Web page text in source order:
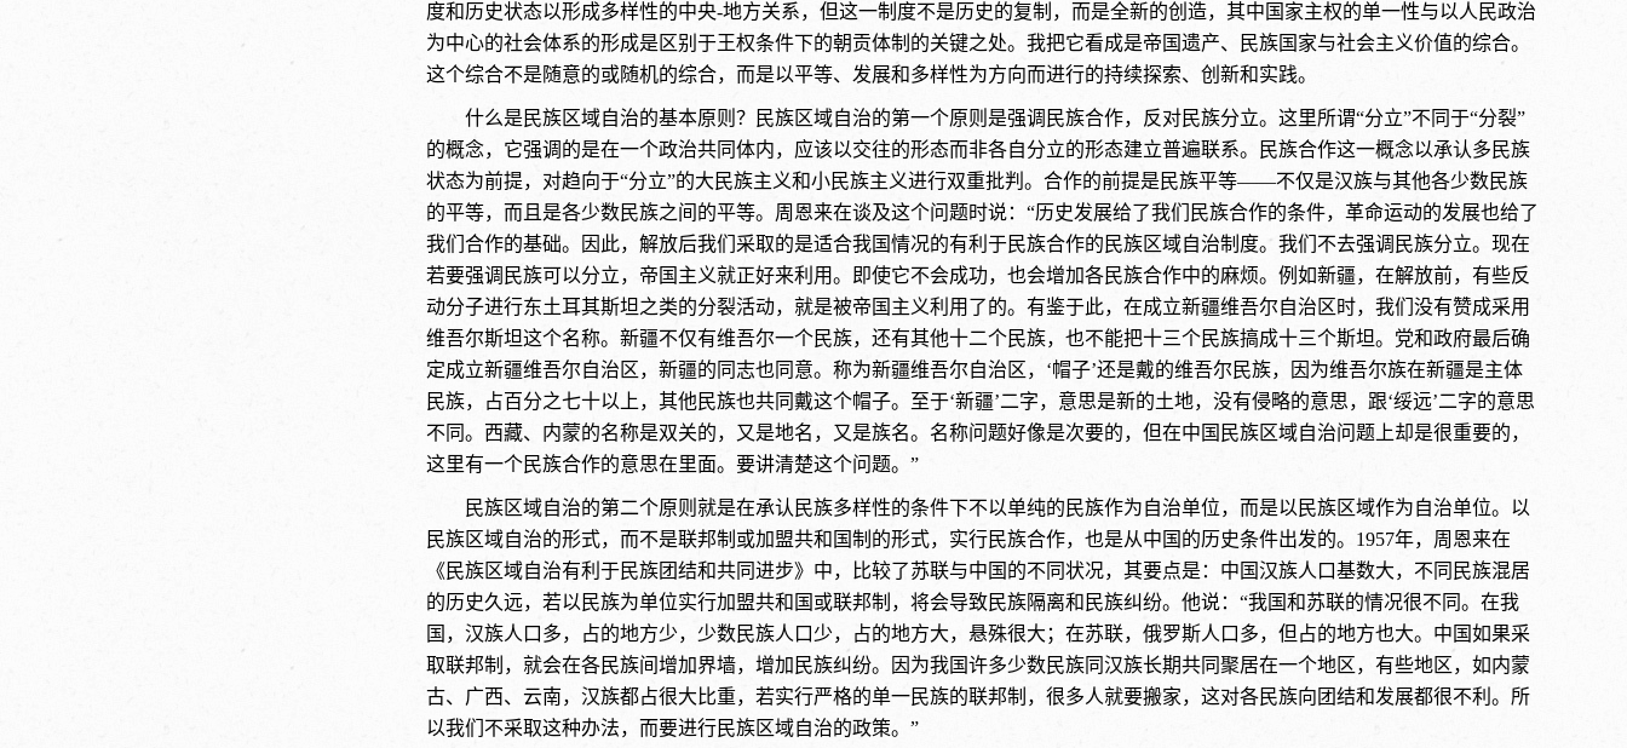
度和历史状态以形成多样性的中央-地方关系，但这一制度不是历史的复制，而是全新的创造，其中国家主权的单一性与以人民政治
为中心的社会体系的形成是区别于王权条件下的朝贡体制的关键之处。我把它看成是帝国遗产、民族国家与社会主义价值的综合。
这个综合不是随意的或随机的综合，而是以平等、发展和多样性为方向而进行的持续探索、创新和实践。
什么是民族区域自治的基本原则？民族区域自治的第一个原则是强调民族合作，反对民族分立。这里所谓“分立”不同于“分裂”
的概念，它强调的是在一个政治共同体内，应该以交往的形态而非各自分立的形态建立普遍联系。民族合作这一概念以承认多民族
状态为前提，对趋向于“分立”的大民族主义和小民族主义进行双重批判。合作的前提是民族平等——不仅是汉族与其他各少数民族
的平等，而且是各少数民族之间的平等。周恩来在谈及这个问题时说：“历史发展给了我们民族合作的条件，革命运动的发展也给了
我们合作的基础。因此，解放后我们采取的是适合我国情况的有利于民族合作的民族区域自治制度。我们不去强调民族分立。现在
若要强调民族可以分立，帝国主义就正好来利用。即使它不会成功，也会增加各民族合作中的麻烦。例如新疆，在解放前，有些反
动分子进行东土耳其斯坦之类的分裂活动，就是被帝国主义利用了的。有鉴于此，在成立新疆维吾尔自治区时，我们没有赞成采用
维吾尔斯坦这个名称。新疆不仅有维吾尔一个民族，还有其他十二个民族，也不能把十三个民族搞成十三个斯坦。党和政府最后确
定成立新疆维吾尔自治区，新疆的同志也同意。称为新疆维吾尔自治区，‘帽子’还是戴的维吾尔民族，因为维吾尔族在新疆是主体
民族，占百分之七十以上，其他民族也共同戴这个帽子。至于‘新疆’二字，意思是新的土地，没有侵略的意思，跟‘绥远’二字的意思
不同。西藏、内蒙的名称是双关的，又是地名，又是族名。名称问题好像是次要的，但在中国民族区域自治问题上却是很重要的，
这里有一个民族合作的意思在里面。要讲清楚这个问题。”
民族区域自治的第二个原则就是在承认民族多样性的条件下不以单纯的民族作为自治单位，而是以民族区域作为自治单位。以
民族区域自治的形式，而不是联邦制或加盟共和国制的形式，实行民族合作，也是从中国的历史条件出发的。1957年，周恩来在
《民族区域自治有利于民族团结和共同进步》中，比较了苏联与中国的不同状况，其要点是：中国汉族人口基数大，不同民族混居
的历史久远，若以民族为单位实行加盟共和国或联邦制，将会导致民族隔离和民族纠纷。他说：“我国和苏联的情况很不同。在我
国，汉族人口多，占的地方少，少数民族人口少，占的地方大，悬殊很大；在苏联，俄罗斯人口多，但占的地方也大。中国如果采
取联邦制，就会在各民族间增加界墙，增加民族纠纷。因为我国许多少数民族同汉族长期共同聚居在一个地区，有些地区，如内蒙
古、广西、云南，汉族都占很大比重，若实行严格的单一民族的联邦制，很多人就要搬家，这对各民族向团结和发展都很不利。所
以我们不采取这种办法，而要进行民族区域自治的政策。”